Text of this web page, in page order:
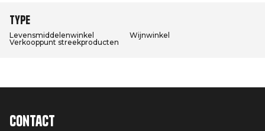
Type
Levensmiddelenwinkel
Wijnwinkel
Verkooppunt streekproducten
Contact